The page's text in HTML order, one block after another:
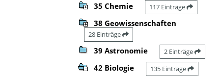
35 Chemie 117 Einträge
38 Geowissenschaften
28 Einträge
39 Astronomie 2 Einträge
42 Biologie 135 Einträge